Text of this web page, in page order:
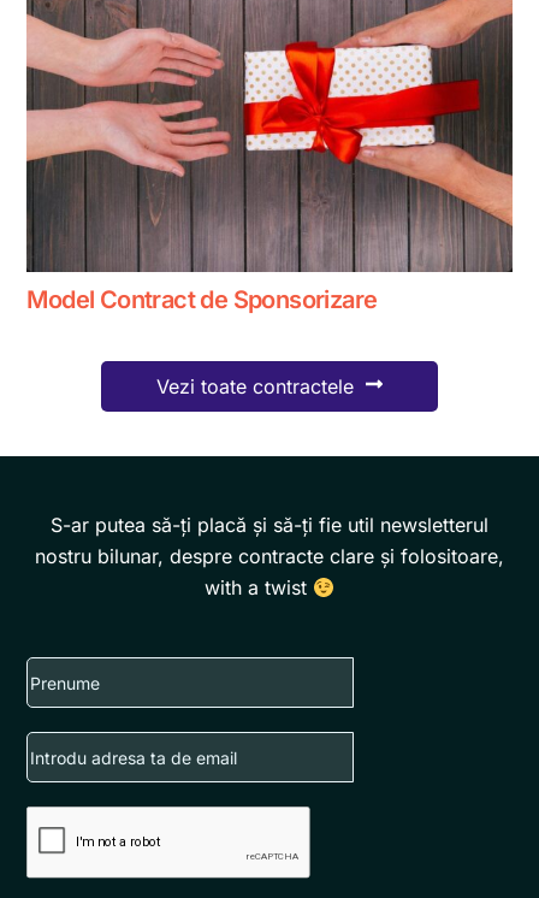
Model Contract de Sponsorizare
Vezi toate contractele
S-ar putea să-ți placă și să-ți fie util newsletterul
nostru bilunar, despre contracte clare și folositoare,
with a twist
First
name